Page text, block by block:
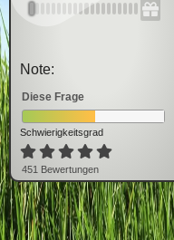
Note:
Diese Frage
Schwierigkeitsgrad
451 Bewertungen